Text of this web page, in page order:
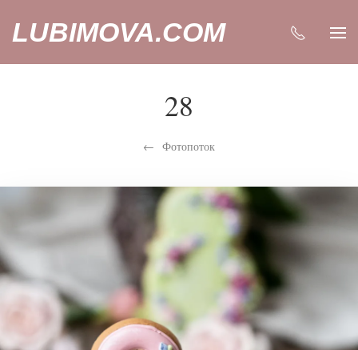
LUBIMOVA.COM
28
Фотопоток